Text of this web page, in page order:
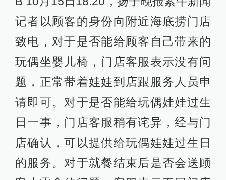
记者以顾客的身份向附近海底捞门店
致电，对于是否能给顾客自己带来的
玩偶坐婴儿椅，门店客服表示没有问
题，正常带着娃娃到店跟服务人员申
请即可。对于是否能给玩偶娃娃过生
日一事，门店客服稍有诧异，经与门
店确认，可以提供给玩偶娃娃过生日
的服务。对于就餐结束后是否会送顾